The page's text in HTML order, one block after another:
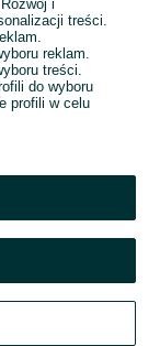
i
treści.
reklam.
treści.
do wyboru
profili w celu